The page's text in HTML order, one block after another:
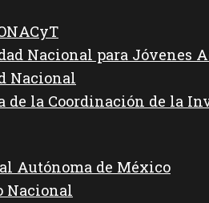
Nacional para Jóvenes
Nacional
de la Coordinación de la
Autónoma de México
Nacional